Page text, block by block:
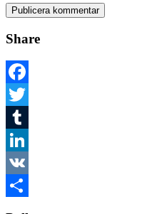
Share
Facebook
Twitter
Tumblr
LinkedIn
VK